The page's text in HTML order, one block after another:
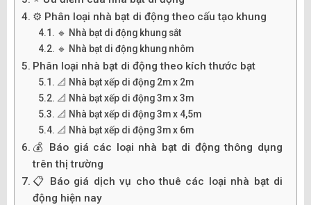
⚙️ Phân loại nhà bạt di động theo cấu tạo khung
🔹 Nhà bạt di động khung sắt
🔹 Nhà bạt di động khung nhôm
Phân loại nhà bạt di động theo kích thước bạt
📐 Nhà bạt xếp di động 2m x 2m
📐 Nhà bạt xếp di động 3m x 3m
📐 Nhà bạt xếp di động 3m x 4,5m
📐 Nhà bạt xếp di động 3m x 6m
💰 Báo giá các loại nhà bạt di động thông dụng
trên thị trường
📋 Báo giá dịch vụ cho thuê các loại nhà bạt di
động hiện nay